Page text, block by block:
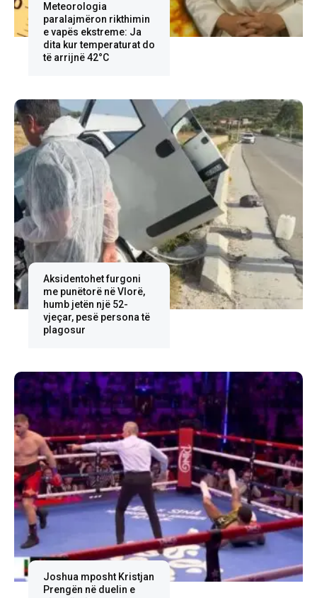
Meteorologia
paralajmëron rikthimin
e vapës ekstreme: Ja
dita kur temperaturat do
të arrijnë 42°C
Aksidentohet furgoni
me punëtorë në Vlorë,
humb jetën një 52-
vjeçar, pesë persona të
plagosur
Joshua mposht Kristjan
Prengën në duelin e